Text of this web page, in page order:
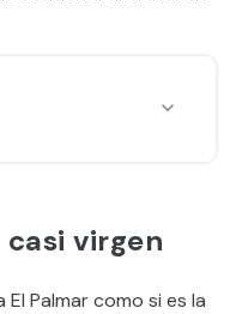
casi virgen
Palmar como si es la